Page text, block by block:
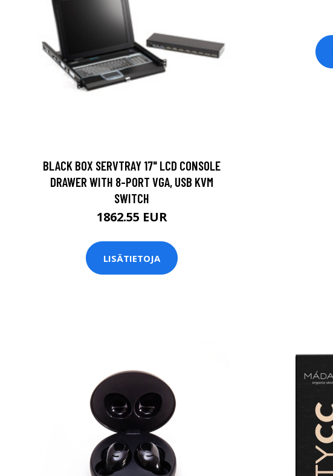
BLACK BOX SERVTRAY 17" LCD CONSOLE
DRAWER WITH 8-PORT VGA, USB KVM
SWITCH
1862.55 EUR
LISÄTIETOJA